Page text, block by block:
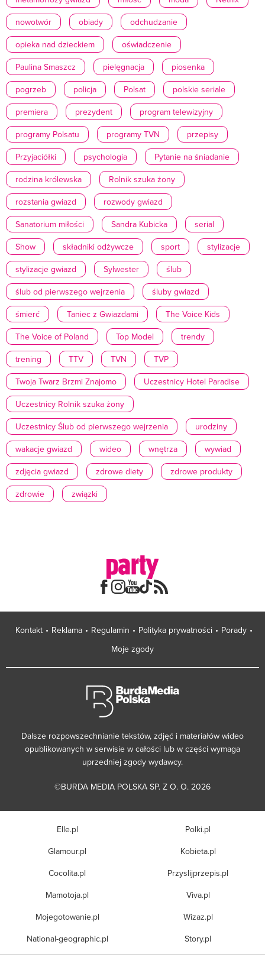
nowotwór
obiady
odchudzanie
opieka nad dzieckiem
oświadczenie
Paulina Smaszcz
pielęgnacja
piosenka
pogrzeb
policja Polsat
polskie seriale
premiera
prezydent
program telewizyjny
programy Polsatu
programy TVN
przepisy
Przyjaciółki
psychologia
Pytanie na śniadanie
rodzina królewska
Rolnik szuka żony
rozstania gwiazd
rozwody gwiazd
Sanatorium miłości
Sandra Kubicka
serial
Show
składniki odżywcze sport
stylizacje
stylizacje gwiazd
Sylwester
ślub
ślub od pierwszego wejrzenia
śluby gwiazd
śmierć
Taniec z Gwiazdami
The Voice Kids
The Voice of Poland
Top Model
trendy
trening
TTV TVN
TVP
Twoja Twarz Brzmi Znajomo
Uczestnicy Hotel Paradise
Uczestnicy Rolnik szuka żony
Uczestnicy Ślub od pierwszego wejrzenia
urodziny
wakacje gwiazd
wideo wnętrza
wywiad
zdjęcia gwiazd
zdrowe diety
zdrowe produkty
zdrowie
związki
Kontakt Reklama Regulamin Polityka prywatności
Porady
Moje zgody
Dalsze rozpowszechnianie tekstów, zdjęć i materiałów wideo
opublikowanych w serwisie w całości lub w części wymaga
uprzedniej zgody wydawcy.
©BURDA MEDIA POLSKA SP. Z O. O. 2026
Elle.pl
Glamour.pl
Cocolita.pl
Mamotoja.pl
Mojegotowanie.pl
National-geographic.pl
Polki.pl
Kobieta.pl
Przyslijprzepis.pl
Viva.pl
Wizaz.pl
Story.pl